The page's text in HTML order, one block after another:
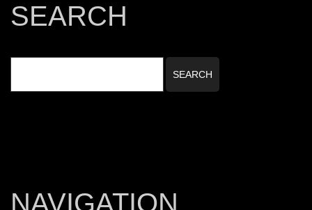
SEARCH
NAVIGATION